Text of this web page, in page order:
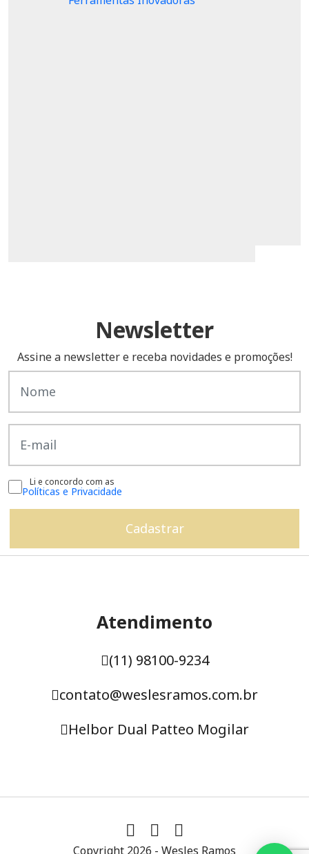
Newsletter
Assine a newsletter e receba novidades e promoções!
Li e concordo com as
Políticas e Privacidade
Atendimento
(11) 98100-9234
contato@weslesramos.com.br
Helbor Dual Patteo Mogilar
Copyright 2026 - Wesles Ramos